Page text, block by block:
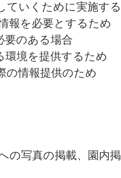
いくために実施す
報を必要とするため
要のある場合
環境を提供するため
の情報提供のため
の写真の掲載、園内